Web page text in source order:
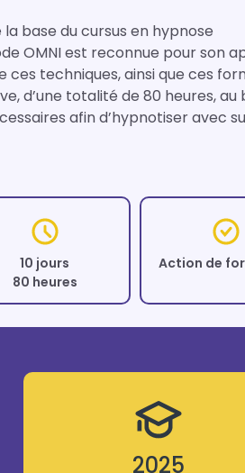
base du cursus en hypnose
OMNI est reconnue pour son
techniques, ainsi que ces
d’une totalité de 80 heures, au
afin d’hypnotiser avec
10 jours
80 heures
Action de
2025